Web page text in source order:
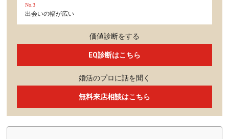
No.3
出会いの幅が広い
価値診断をする
EQ診断はこちら
婚活のプロに話を聞く
無料来店相談はこちら